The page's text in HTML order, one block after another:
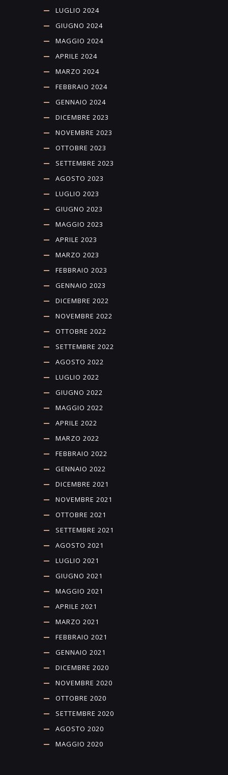
LUGLIO 2024
GIUGNO 2024
MAGGIO 2024
APRILE 2024
MARZO 2024
FEBBRAIO 2024
GENNAIO 2024
DICEMBRE 2023
NOVEMBRE 2023
OTTOBRE 2023
SETTEMBRE 2023
AGOSTO 2023
LUGLIO 2023
GIUGNO 2023
MAGGIO 2023
APRILE 2023
MARZO 2023
FEBBRAIO 2023
GENNAIO 2023
DICEMBRE 2022
NOVEMBRE 2022
OTTOBRE 2022
SETTEMBRE 2022
AGOSTO 2022
LUGLIO 2022
GIUGNO 2022
MAGGIO 2022
APRILE 2022
MARZO 2022
FEBBRAIO 2022
GENNAIO 2022
DICEMBRE 2021
NOVEMBRE 2021
OTTOBRE 2021
SETTEMBRE 2021
AGOSTO 2021
LUGLIO 2021
GIUGNO 2021
MAGGIO 2021
APRILE 2021
MARZO 2021
FEBBRAIO 2021
GENNAIO 2021
DICEMBRE 2020
NOVEMBRE 2020
OTTOBRE 2020
SETTEMBRE 2020
AGOSTO 2020
MAGGIO 2020